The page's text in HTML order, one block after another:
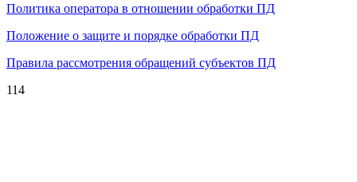
Политика оператора в отношении обработки ПД
Положение о защите и порядке обработки ПД
Правила рассмотрения обращений субъектов ПД
114